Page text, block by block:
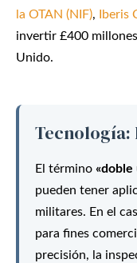
la OTAN (NIF), Iberis
invertir £400
Unido.
Tecnología:
El término «doble
pueden tener
militares. En el
para fines
precisión, la